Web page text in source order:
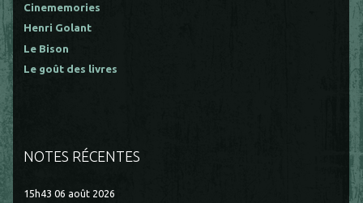
Cinememories
Henri Golant
Le Bison
Le goût des livres
NOTES RÉCENTES
15h43 06 août 2026